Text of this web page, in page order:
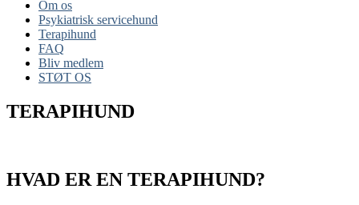
Om os
Psykiatrisk servicehund
Terapihund
FAQ
Bliv medlem
STØT OS
TERAPIHUND
HVAD ER EN TERAPIHUND?